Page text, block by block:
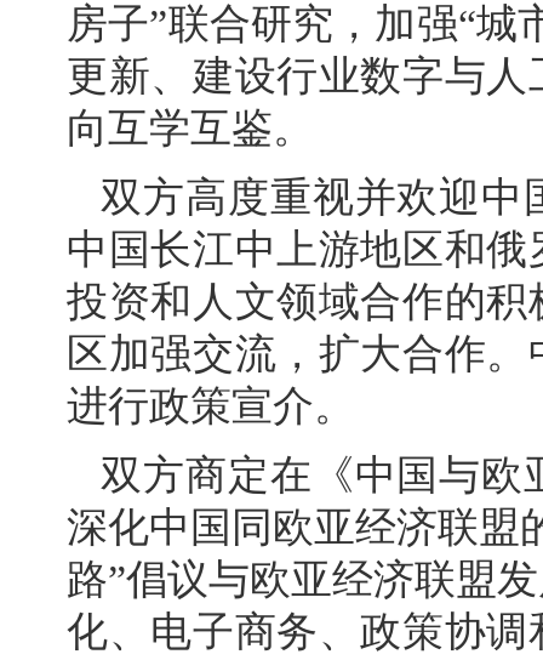
房子”联合研究，加强“
更新、建设行业数字与
向互学互鉴。
双方高度重视并欢迎中
中国长江中上游地区和
投资和人文领域合作的
区加强交流，扩大合作
进行政策宣介。
双方商定在《中国与欧
深化中国同欧亚经济联盟
路”倡议与欧亚经济联盟
化、电子商务、政策协